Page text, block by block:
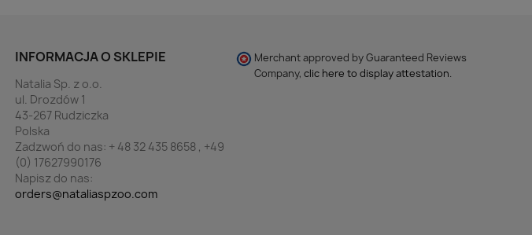
INFORMACJA O SKLEPIE
Natalia Sp. z o.o.
ul. Drozdów 1
43-267 Rudziczka
Polska
Zadzwoń do nas: + 48 32 435 8658 , +49
(0) 17627990176
Napisz do nas:
orders@nataliaspzoo.com
Merchant approved by Guaranteed Reviews
Company, clic here to display attestation.